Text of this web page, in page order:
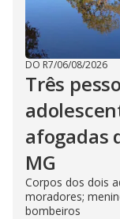
DO R7/06/08/2026
Três
afogadas
MG
Corpos dos dois
moradores;
bombeiros